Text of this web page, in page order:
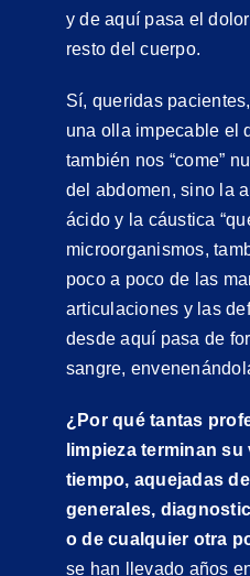
y de aquí pasa el
resto del cuerpo.
Sí, queridas
una olla impecable el
también nos “come”
del abdomen, sino la
ácido y la cáustica
microorganismos,
poco a poco de las
articulaciones y las
desde aquí pasa de
sangre,
¿Por qué tantas
limpieza terminan
tiempo, aquejadas
generales,
o de cualquier otra
se han llevado años